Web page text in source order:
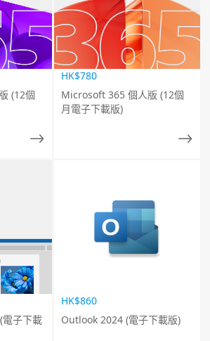
(12個
HK$780
Microsoft 365 個人版 (12個
月電子下載版)
子下載
HK$860
Outlook 2024 (電子下載版)